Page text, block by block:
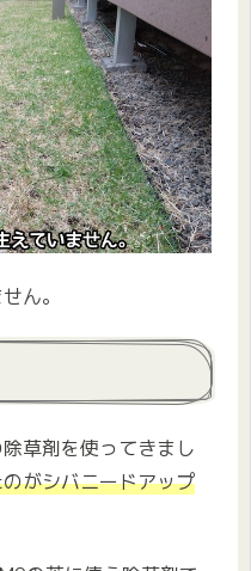
ん。
草剤を使ってきまし
がシバニードアップ